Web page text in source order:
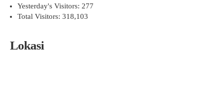
Yesterday's Visitors: 277
Total Visitors: 318,103
Lokasi